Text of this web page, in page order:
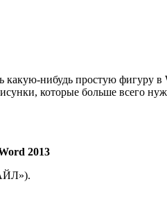
какую-нибудь простую фигуру
которые больше всего
2013